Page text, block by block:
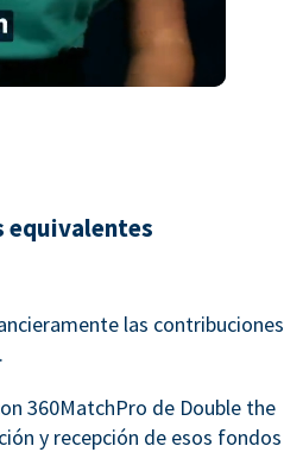
equivalentes
las contribuciones
360MatchPro de Double the
y recepción de esos fondos